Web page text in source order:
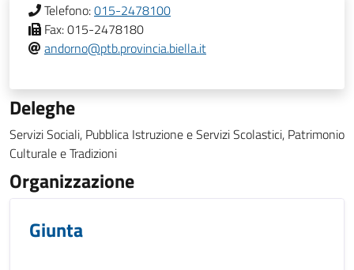
Telefono:015-2478100
Fax:015-2478180
andorno@ptb.provincia.biella.it
Deleghe
Servizi Sociali, Pubblica Istruzione e Servizi Scolastici, Patrimonio
Culturale e Tradizioni
Organizzazione
Giunta